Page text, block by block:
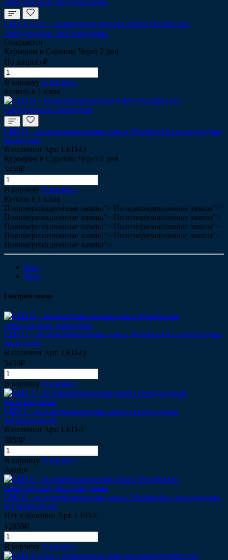
LED Х-Cure - полимеризационная лампа Woodpecker
светодиодная, беспроводнная
Ожидается
Курьером в Саратов: Через 2 дня
По запросу₽
В корзину В корзине
Купить в 1 клик
LED.Q - полимеризационная лампа Woodpecker cветодиодная,
проводная
В наличии Арт. LED-Q
Курьером в Саратов: Через 2 дня
5450₽
В корзину В корзине
Купить в 1 клик
Полимеризационные лампы"> Полимеризационные лампы">
Полимеризационные лампы"> Полимеризационные лампы">
Полимеризационные лампы"> Полимеризационные лампы">
Полимеризационные лампы"> Полимеризационные лампы">
Полимеризационные лампы">
Prev
Next
Смотрите также
LED.Q - полимеризационная лампа Woodpecker cветодиодная,
проводная
В наличии Арт. LED-Q
5450₽
В корзину В корзине
LED.T - полимеризационная лампа cветодиодная,
беспроводнная
В наличии Арт. LED-T
3850₽
В корзину В корзине
Акция
LED.E - полимеризационная лампа Woodpecker cветодиодная,
беспроводнная
Нет в наличии Арт. LED-E
12850₽
В корзину В корзине